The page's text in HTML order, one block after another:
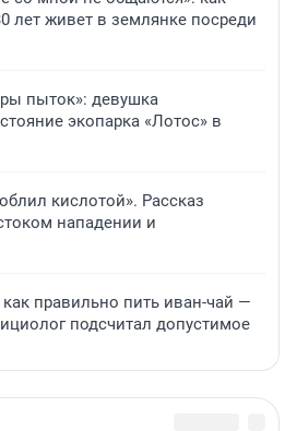
лет живет в землянке посреди
пыток»: девушка
экопарка «Лотос» в
кислотой». Рассказ
нападении и
правильно пить иван-чай —
подсчитал допустимое